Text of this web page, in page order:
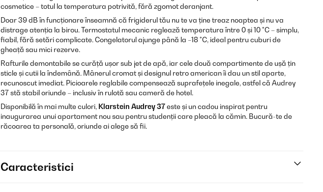
cosmetice – totul la temperatura potrivită, fără zgomot deranjant.
Doar 39 dB în funcționare înseamnă că frigiderul tău nu te va ține treaz noaptea și nu va
distrage atenția la birou. Termostatul mecanic reglează temperatura între 0 și 10 °C – simplu,
fiabil, fără setări complicate. Congelatorul ajunge până la −18 °C, ideal pentru cuburi de
gheață sau mici rezerve.
Rafturile demontabile se curăță ușor sub jet de apă, iar cele două compartimente de ușă țin
sticle și cutii la îndemână. Mânerul cromat și designul retro american îi dau un stil aparte,
recunoscut imediat. Picioarele reglabile compensează suprafețele inegale, astfel că Audrey
37 stă stabil oriunde – inclusiv în rulotă sau cameră de hotel.
Disponibilă în mai multe culori, Klarstein Audrey 37este și un cadou inspirat pentru
inaugurarea unui apartament nou sau pentru studenții care pleacă la cămin. Bucură-te de
răcoarea ta personală, oriunde ai alege să fii.
Caracteristici